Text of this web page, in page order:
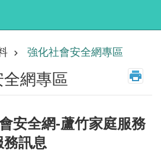
強化社會安全網專區
網專區
安全網-蘆竹家庭服務
務訊息